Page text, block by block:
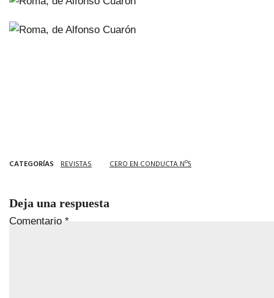
CATEGORÍAS REVISTAS CERO EN CONDUCTA Nº5
Deja una respuesta
Comentario *